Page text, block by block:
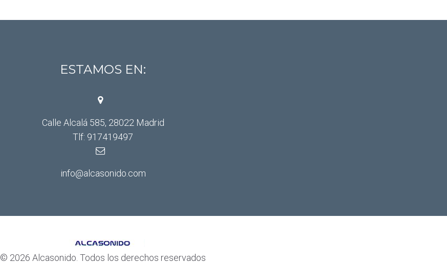
ESTAMOS EN:
Calle Alcalá 585, 28022 Madrid
Tlf: 917419497
info@alcasonido.com
© 2026 Alcasonido. Todos los derechos reservados